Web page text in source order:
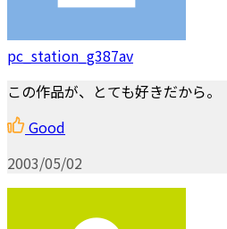
pc_station_g387av
この作品が、とても好きだから。
Good
2003/05/02